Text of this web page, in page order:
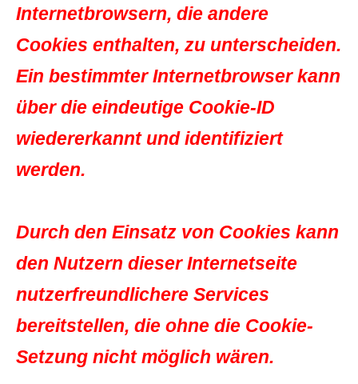
Internetbrowsern, die andere
Cookies enthalten, zu unterscheiden.
Ein bestimmter Internetbrowser kann
über die eindeutige Cookie-ID
wiedererkannt und identifiziert
werden.
Durch den Einsatz von Cookies kann
den Nutzern dieser Internetseite
nutzerfreundlichere Services
bereitstellen, die ohne die Cookie-
Setzung nicht möglich wären.